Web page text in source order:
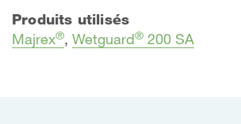
Produits utilisés
Majrex®, Wetguard® 200 SA